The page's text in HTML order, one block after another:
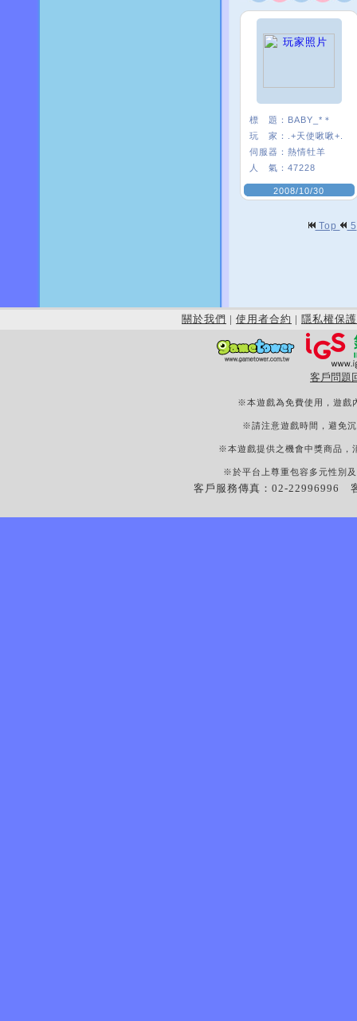
標 題： BABY_*＊
玩 家：
.+天使啾啾+.
伺服器： 熱情牡羊
人 氣： 47228
2008/10/30
Top 5
關於我們 | 使用者合約 | 隱私權保護
客戶問題
※本遊戲為免費使用，遊戲
※請注意遊戲時間，避免
※本遊戲提供之機會中獎商品，
※於平台上尊重包容多元性別
客戶服務傳真：02-22996996